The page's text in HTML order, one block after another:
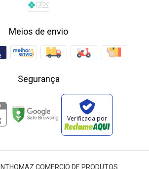
Meios de envio
Segurança
Verificada por
COMERCIO DE PRODUTOS